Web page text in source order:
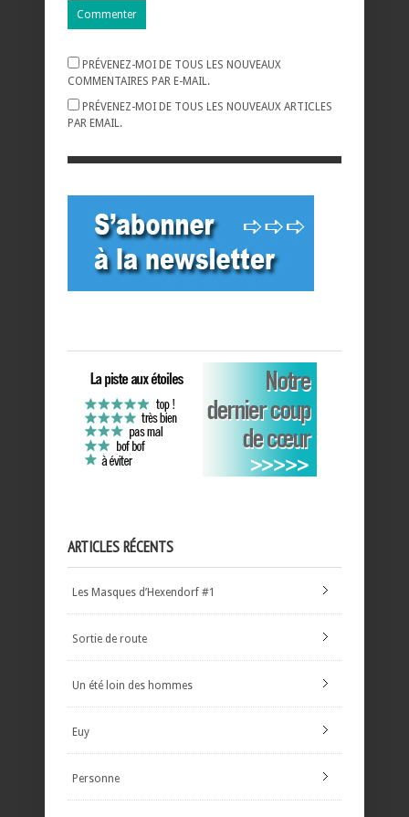
PRÉVENEZ-MOI DE TOUS LES NOUVEAUX
COMMENTAIRES PAR E-MAIL.
PRÉVENEZ-MOI DE TOUS LES NOUVEAUX ARTICLES
PAR EMAIL.
ARTICLES RÉCENTS
Les Masques d’Hexendorf #1
Sortie de route
Un été loin des hommes
Euy
Personne